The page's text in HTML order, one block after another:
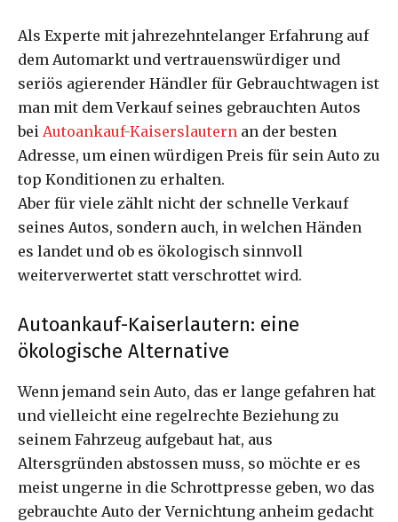
Als Experte mit jahrezehntelanger Erfahrung auf
dem Automarkt und vertrauenswürdiger und
seriös agierender Händler für Gebrauchtwagen ist
man mit dem Verkauf seines gebrauchten Autos
bei Autoankauf-Kaiserslautern an der besten
Adresse, um einen würdigen Preis für sein Auto zu
top Konditionen zu erhalten.
Aber für viele zählt nicht der schnelle Verkauf
seines Autos, sondern auch, in welchen Händen
es landet und ob es ökologisch sinnvoll
weiterverwertet statt verschrottet wird.
Autoankauf-Kaiserlautern: eine
ökologische Alternative
Wenn jemand sein Auto, das er lange gefahren hat
und vielleicht eine regelrechte Beziehung zu
seinem Fahrzeug aufgebaut hat, aus
Altersgründen abstossen muss, so möchte er es
meist ungerne in die Schrottpresse geben, wo das
gebrauchte Auto der Vernichtung anheim gedacht